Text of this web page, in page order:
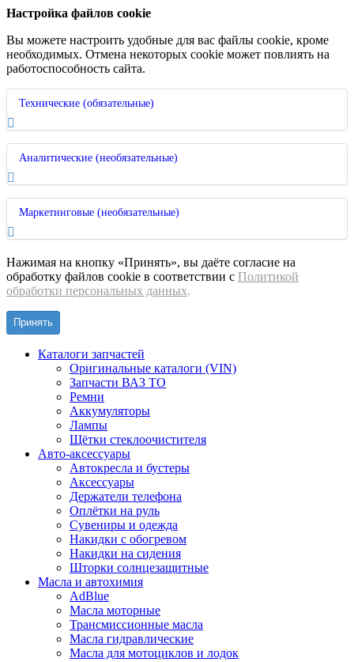
Настройка файлов cookie
Вы можете настроить удобные для вас файлы cookie, кроме
необходимых. Отмена некоторых cookie может повлиять на
работоспособность сайта.
Технические (обязательные)
Аналитические (необязательные)
Маркетинговые (необязательные)
Нажимая на кнопку «Принять», вы даёте согласие на
обработку файлов cookie в соответствии с Политикой
обработки персональных данных.
Принять
Каталоги запчастей
Оригинальные каталоги (VIN)
Запчасти ВАЗ TO
Ремни
Аккумуляторы
Лампы
Щётки стеклоочистителя
Авто-аксессуары
Автокресла и бустеры
Аксессуары
Держатели телефона
Оплётки на руль
Сувениры и одежда
Накидки с обогревом
Накидки на сидения
Шторки солнцезащитные
Масла и автохимия
AdBlue
Масла моторные
Трансмиссионные масла
Масла гидравлические
Масла для мотоциклов и лодок